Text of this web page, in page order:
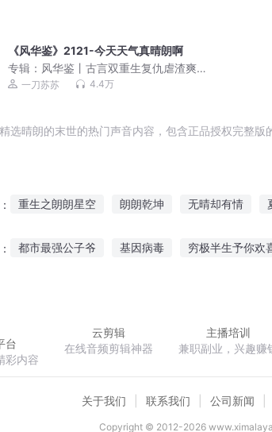
《风华鉴》2121-今天天气真晴朗啊
专辑： 风华鉴丨古言双重生复仇虐渣爽
文丨一刀苏苏 | VIP免费多人有声剧
一刀苏苏 4.4万
选晴朗的末世的热门声音内容，包含正品授权完整
重生之朗朗星空 朗朗乾坤 无晴却有情
都市最强公子爷 基因病毒 穷极半生予你欢
台
彩内容
云剪辑
在线音频剪辑神器
主播培训
兼职副业，兴趣赚
关于我们 联系我们 公司新闻
Copyright © 2012-2026